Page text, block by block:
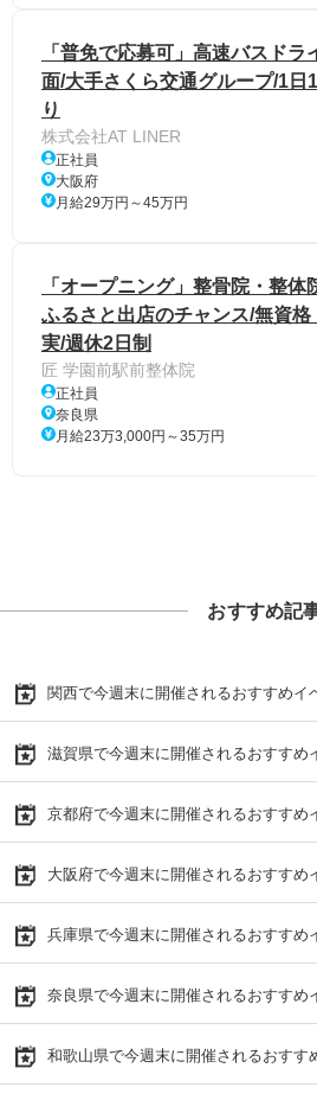
「普免で応募可」高速バスド
面/大手さくら交通グループ/1日
り
株式会社AT LINER
正社員
大阪府
月給29万円～45万円
「オープニング」整骨院・整
ふるさと出店のチャンス/無資
実/週休2日制
匠 学園前駅前整体院
正社員
奈良県
月給23万3,000円～35万円
おすすめ記
関西で今週末に開催されるおすすめイ
滋賀県で今週末に開催されるおすすめ
京都府で今週末に開催されるおすすめ
大阪府で今週末に開催されるおすすめ
兵庫県で今週末に開催されるおすすめ
奈良県で今週末に開催されるおすすめ
和歌山県で今週末に開催されるおすす